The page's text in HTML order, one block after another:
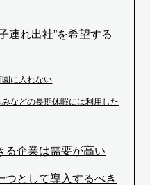
連れ出社”を希望する
に入れない
などの長期休暇には利用した
る企業は需要が高い
つとして導入するべき